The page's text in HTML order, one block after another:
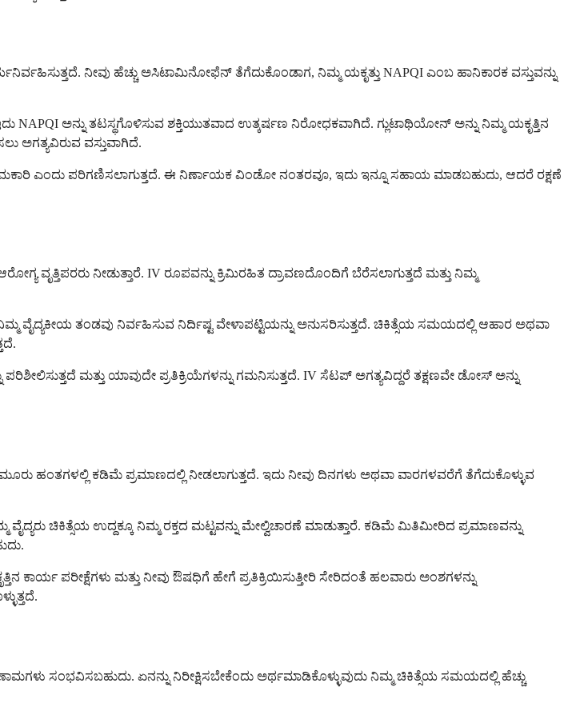
ನೀವು ಹೆಚ್ಚು ಅಸಿಟಾಮಿನೋಫೆನ್ ತೆಗೆದುಕೊಂಡಾಗ, ನಿಮ್ಮ ಯಕೃತ್ತು NAPQI ಎಂಬ ಹಾನಿಕಾರಕ ವಸ್ತುವನ್ನು
NAPQI ಅನ್ನು ತಟಸ್ಥಗೊಳಿಸುವ ಶಕ್ತಿಯುತವಾದ ಉತ್ಕರ್ಷಣ ನಿರೋಧಕವಾಗಿದೆ. ಗ್ಲುಟಾಥಿಯೋನ್ ಅನ್ನು ನಿಮ್ಮ ಯಕೃತ್ತಿನ
ಅಗತ್ಯವಿರುವ ವಸ್ತುವಾಗಿದೆ.
ಎಂದು ಪರಿಗಣಿಸಲಾಗುತ್ತದೆ. ಈ ನಿರ್ಣಾಯಕ ವಿಂಡೋ ನಂತರವೂ, ಇದು ಇನ್ನೂ ಸಹಾಯ ಮಾಡಬಹುದು, ಆದರೆ ರಕ್ಷಣೆ
ವೃತ್ತಿಪರರು ನೀಡುತ್ತಾರೆ. IV ರೂಪವನ್ನು ಕ್ರಿಮಿರಹಿತ ದ್ರಾವಣದೊಂದಿಗೆ ಬೆರೆಸಲಾಗುತ್ತದೆ ಮತ್ತು ನಿಮ್ಮ
ವೈದ್ಯಕೀಯ ತಂಡವು ನಿರ್ವಹಿಸುವ ನಿರ್ದಿಷ್ಟ ವೇಳಾಪಟ್ಟಿಯನ್ನು ಅನುಸರಿಸುತ್ತದೆ. ಚಿಕಿತ್ಸೆಯ ಸಮಯದಲ್ಲಿ ಆಹಾರ ಅಥವಾ
ಮತ್ತು ಯಾವುದೇ ಪ್ರತಿಕ್ರಿಯೆಗಳನ್ನು ಗಮನಿಸುತ್ತದೆ. IV ಸೆಟಪ್ ಅಗತ್ಯವಿದ್ದರೆ ತಕ್ಷಣವೇ ಡೋಸ್ ಅನ್ನು
ಹಂತಗಳಲ್ಲಿ ಕಡಿಮೆ ಪ್ರಮಾಣದಲ್ಲಿ ನೀಡಲಾಗುತ್ತದೆ. ಇದು ನೀವು ದಿನಗಳು ಅಥವಾ ವಾರಗಳವರೆಗೆ ತೆಗೆದುಕೊಳ್ಳುವ
ಚಿಕಿತ್ಸೆಯ ಉದ್ದಕ್ಕೂ ನಿಮ್ಮ ರಕ್ತದ ಮಟ್ಟವನ್ನು ಮೇಲ್ವಿಚಾರಣೆ ಮಾಡುತ್ತಾರೆ. ಕಡಿಮೆ ಮಿತಿಮೀರಿದ ಪ್ರಮಾಣವನ್ನು
ಪರೀಕ್ಷೆಗಳು ಮತ್ತು ನೀವು ಔಷಧಿಗೆ ಹೇಗೆ ಪ್ರತಿಕ್ರಿಯಿಸುತ್ತೀರಿ ಸೇರಿದಂತೆ ಹಲವಾರು ಅಂಶಗಳನ್ನು
ಸಂಭವಿಸಬಹುದು. ಏನನ್ನು ನಿರೀಕ್ಷಿಸಬೇಕೆಂದು ಅರ್ಥಮಾಡಿಕೊಳ್ಳುವುದು ನಿಮ್ಮ ಚಿಕಿತ್ಸೆಯ ಸಮಯದಲ್ಲಿ ಹೆಚ್ಚು